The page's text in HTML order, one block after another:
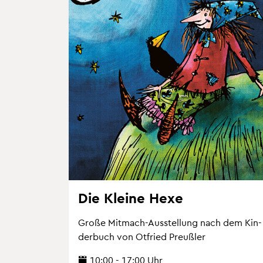
Die Klei­ne Hexe
Große Mit­mach-Aus­stel­lung nach dem Kin­
der­buch von Ot­fried Preu­ß­ler
10:00 - 17:00 Uhr